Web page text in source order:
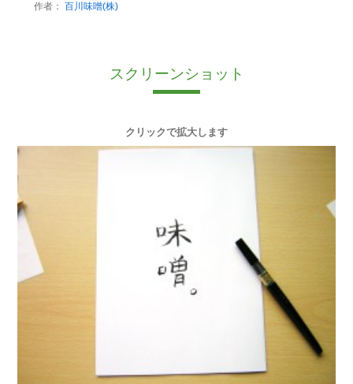
作者： 百川味噌(株)
スクリーンショット
クリックで拡大します